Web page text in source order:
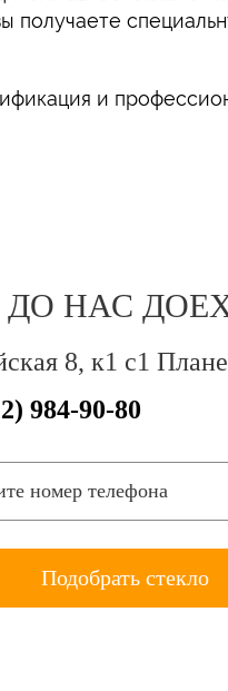
получаете
и
НАС
8, к1 с1
984-90-80